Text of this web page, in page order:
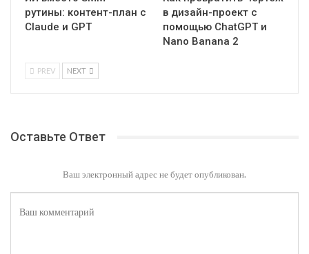
рутины: контент-план с
Claude и GPT
в дизайн-проект с
помощью ChatGPT и
Nano Banana 2
PREV NEXT
Оставьте Ответ
Ваш электронный адрес не будет опубликован.